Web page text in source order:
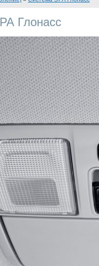
Глонасс